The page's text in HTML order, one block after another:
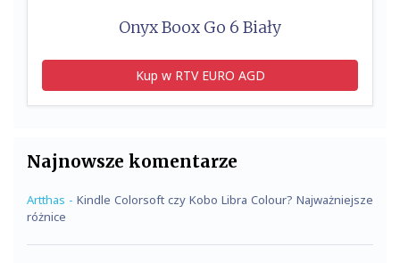
Onyx Boox Go 6 Biały
Kup w RTV EURO AGD
Najnowsze komentarze
Artthas - Kindle Colorsoft czy Kobo Libra Colour? Najważniejsze
różnice